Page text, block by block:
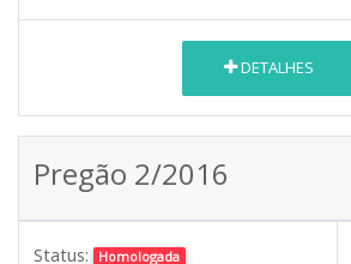
DETALHES
Pregão 2/2016
Status: Homologada